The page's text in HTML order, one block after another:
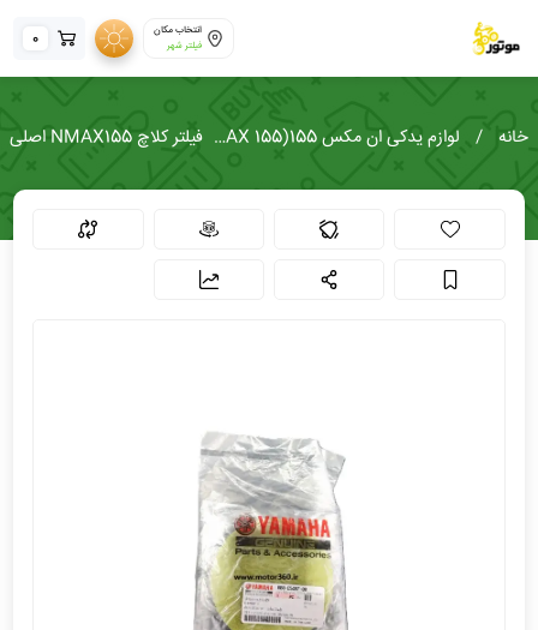
انتخاب مکان
فیلتر شهر
0
خانه لوازم یدکی ان مکس 155(NMAX 155) فیلتر کلاچ NMAX155 اصلی